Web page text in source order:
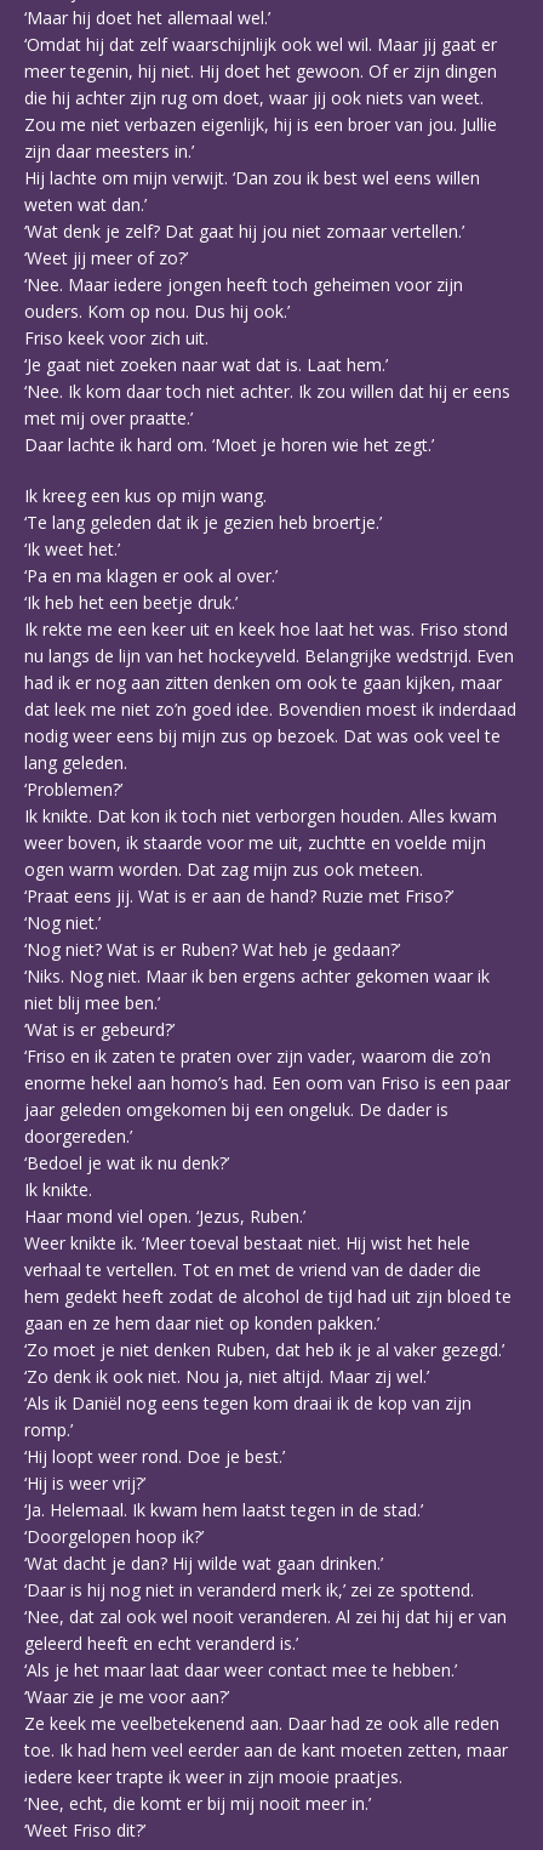
‘Maar hij doet het allemaal wel.’
‘Omdat hij dat zelf waarschijnlijk ook wel wil. Maar jij gaat er
meer tegenin, hij niet. Hij doet het gewoon. Of er zijn dingen
die hij achter zijn rug om doet, waar jij ook niets van weet.
Zou me niet verbazen eigenlijk, hij is een broer van jou. Jullie
zijn daar meesters in.’
Hij lachte om mijn verwijt. ‘Dan zou ik best wel eens willen
weten wat dan.’
‘Wat denk je zelf? Dat gaat hij jou niet zomaar vertellen.’
‘Weet jij meer of zo?’
‘Nee. Maar iedere jongen heeft toch geheimen voor zijn
ouders. Kom op nou. Dus hij ook.’
Friso keek voor zich uit.
‘Je gaat niet zoeken naar wat dat is. Laat hem.’
‘Nee. Ik kom daar toch niet achter. Ik zou willen dat hij er eens
met mij over praatte.’
Daar lachte ik hard om. ‘Moet je horen wie het zegt.’
Ik kreeg een kus op mijn wang.
‘Te lang geleden dat ik je gezien heb broertje.’
‘Ik weet het.’
‘Pa en ma klagen er ook al over.’
‘Ik heb het een beetje druk.’
Ik rekte me een keer uit en keek hoe laat het was. Friso stond
nu langs de lijn van het hockeyveld. Belangrijke wedstrijd. Even
had ik er nog aan zitten denken om ook te gaan kijken, maar
dat leek me niet zo’n goed idee. Bovendien moest ik inderdaad
nodig weer eens bij mijn zus op bezoek. Dat was ook veel te
lang geleden.
‘Problemen?’
Ik knikte. Dat kon ik toch niet verborgen houden. Alles kwam
weer boven, ik staarde voor me uit, zuchtte en voelde mijn
ogen warm worden. Dat zag mijn zus ook meteen.
‘Praat eens jij. Wat is er aan de hand? Ruzie met Friso?’
‘Nog niet.’
‘Nog niet? Wat is er Ruben? Wat heb je gedaan?’
‘Niks. Nog niet. Maar ik ben ergens achter gekomen waar ik
niet blij mee ben.’
‘Wat is er gebeurd?’
‘Friso en ik zaten te praten over zijn vader, waarom die zo’n
enorme hekel aan homo’s had. Een oom van Friso is een paar
jaar geleden omgekomen bij een ongeluk. De dader is
doorgereden.’
‘Bedoel je wat ik nu denk?’
Ik knikte.
Haar mond viel open. ‘Jezus, Ruben.’
Weer knikte ik. ‘Meer toeval bestaat niet. Hij wist het hele
verhaal te vertellen. Tot en met de vriend van de dader die
hem gedekt heeft zodat de alcohol de tijd had uit zijn bloed te
gaan en ze hem daar niet op konden pakken.’
‘Zo moet je niet denken Ruben, dat heb ik je al vaker gezegd.’
‘Zo denk ik ook niet. Nou ja, niet altijd. Maar zij wel.’
‘Als ik Daniël nog eens tegen kom draai ik de kop van zijn
romp.’
‘Hij loopt weer rond. Doe je best.’
‘Hij is weer vrij?’
‘Ja. Helemaal. Ik kwam hem laatst tegen in de stad.’
‘Doorgelopen hoop ik?’
‘Wat dacht je dan? Hij wilde wat gaan drinken.’
‘Daar is hij nog niet in veranderd merk ik,’ zei ze spottend.
‘Nee, dat zal ook wel nooit veranderen. Al zei hij dat hij er van
geleerd heeft en echt veranderd is.’
‘Als je het maar laat daar weer contact mee te hebben.’
‘Waar zie je me voor aan?’
Ze keek me veelbetekenend aan. Daar had ze ook alle reden
toe. Ik had hem veel eerder aan de kant moeten zetten, maar
iedere keer trapte ik weer in zijn mooie praatjes.
‘Nee, echt, die komt er bij mij nooit meer in.’
‘Weet Friso dit?’